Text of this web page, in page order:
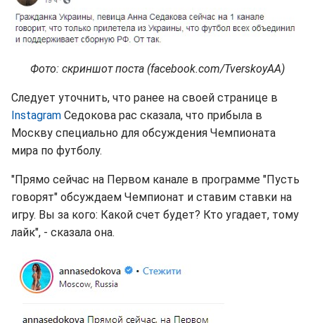
Фото: скриншот поста (facebook.com/TverskoyAA)
Следует уточнить, что ранее на своей странице в
Instagram Седокова рас сказала, что прибыла в
Москву специально для обсуждения Чемпионата
мира по футболу.
"Прямо сейчас на Первом канале в программе "Пусть
говорят" обсуждаем Чемпионат и ставим ставки на
игру. Вы за кого: Какой счет будет? Кто угадает, тому
лайк", - сказала она.